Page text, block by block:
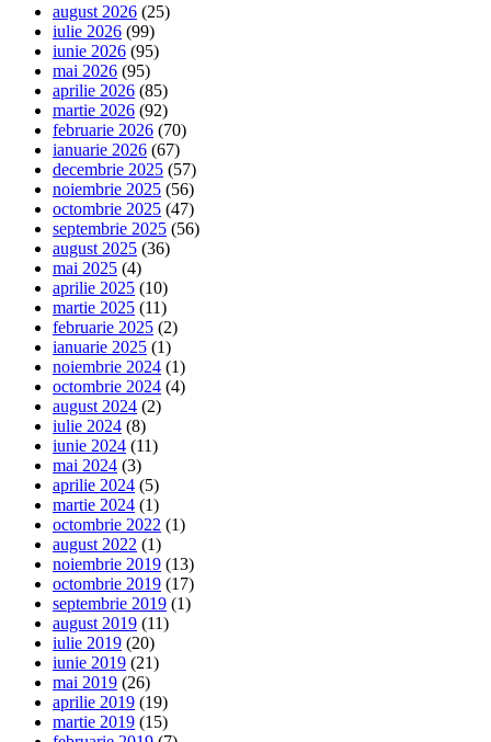
august 2026 (25)
iulie 2026 (99)
iunie 2026 (95)
mai 2026 (95)
aprilie 2026 (85)
martie 2026 (92)
februarie 2026 (70)
ianuarie 2026 (67)
decembrie 2025 (57)
noiembrie 2025 (56)
octombrie 2025 (47)
septembrie 2025 (56)
august 2025 (36)
mai 2025 (4)
aprilie 2025 (10)
martie 2025 (11)
februarie 2025 (2)
ianuarie 2025 (1)
noiembrie 2024 (1)
octombrie 2024 (4)
august 2024 (2)
iulie 2024 (8)
iunie 2024 (11)
mai 2024 (3)
aprilie 2024 (5)
martie 2024 (1)
octombrie 2022 (1)
august 2022 (1)
noiembrie 2019 (13)
octombrie 2019 (17)
septembrie 2019 (1)
august 2019 (11)
iulie 2019 (20)
iunie 2019 (21)
mai 2019 (26)
aprilie 2019 (19)
martie 2019 (15)